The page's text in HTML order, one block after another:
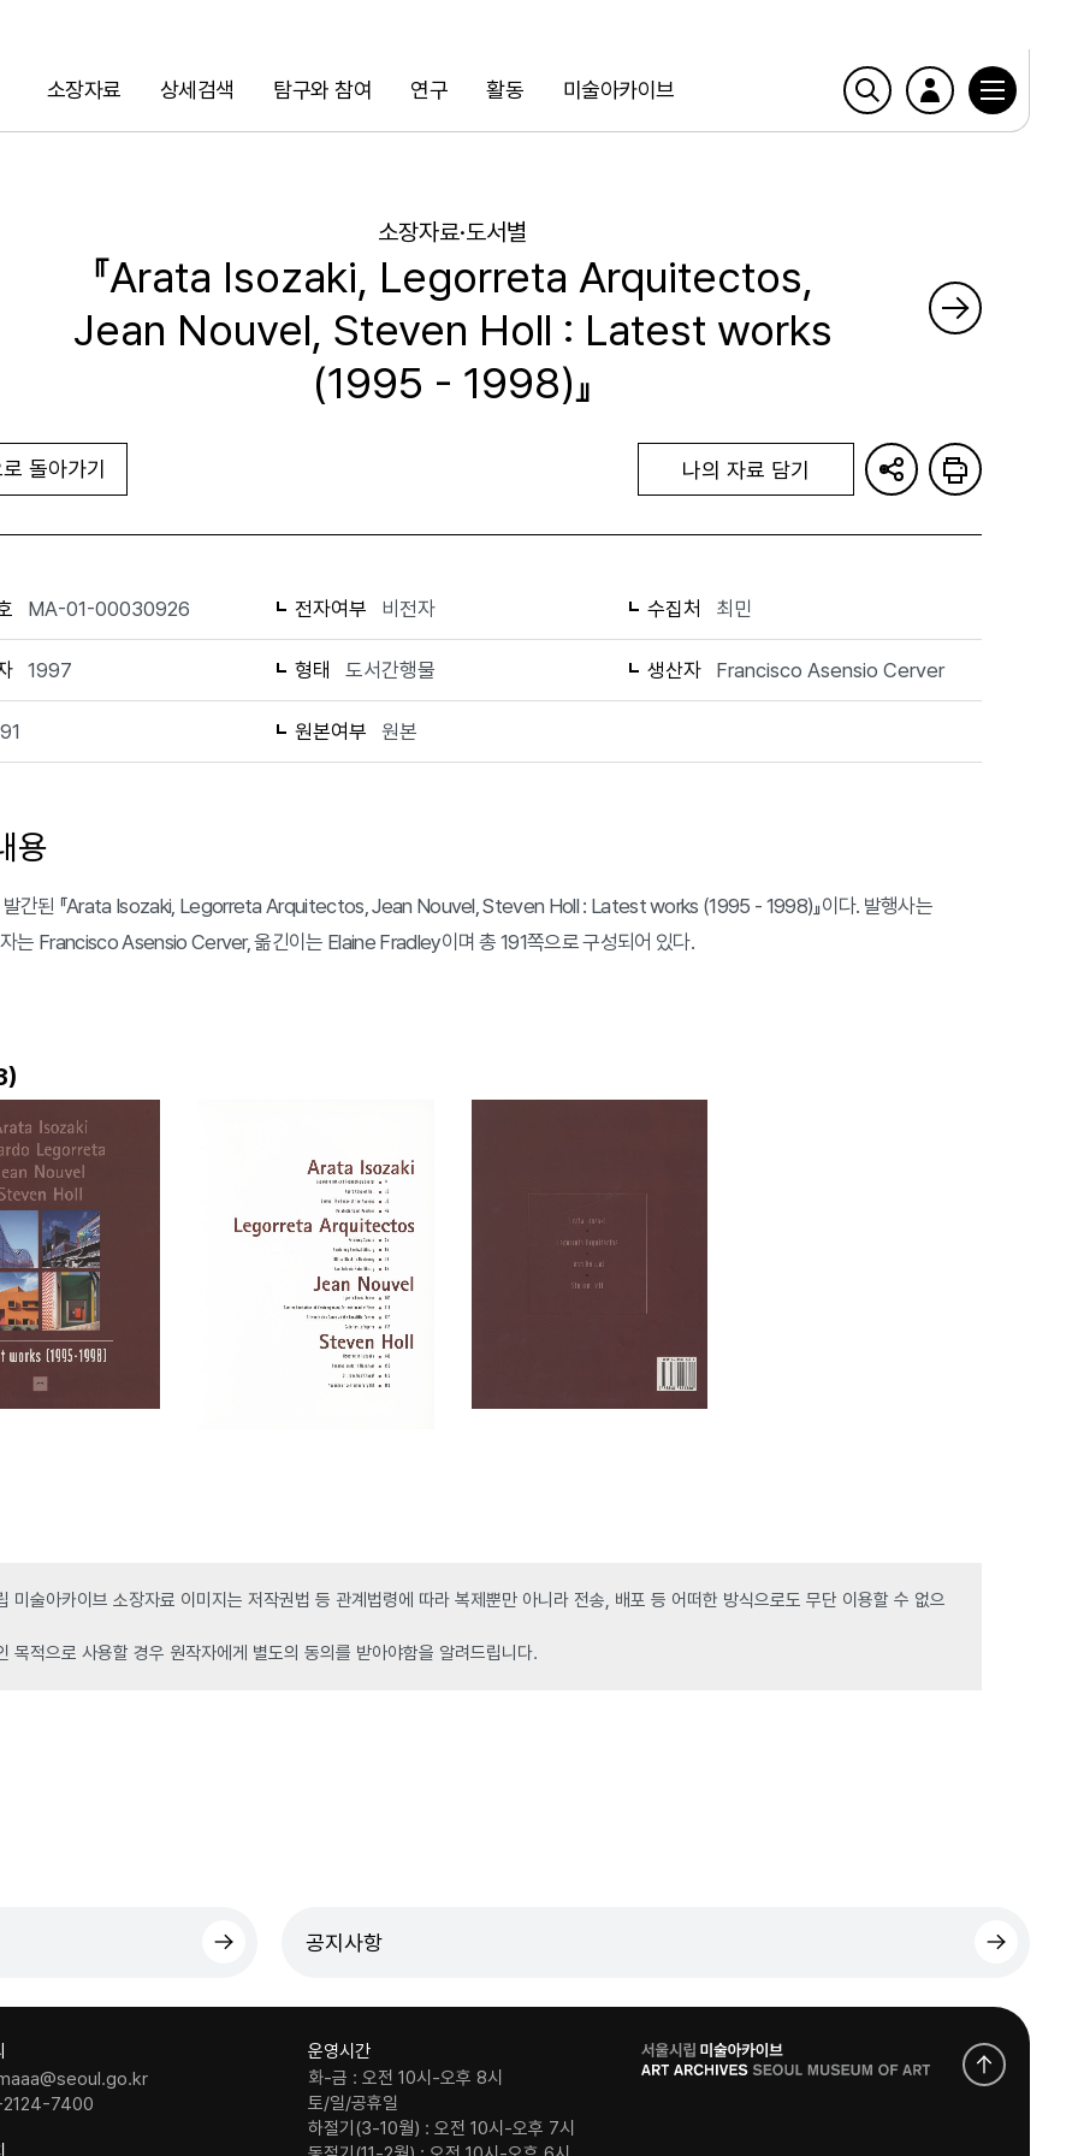
소장자료 상세검색 탐구와 참여 연구 활동 미술아카이브
검색
소장자료·도서별
『Arata Isozaki, Legorreta Arquitectos,
Jean Nouvel, Steven Holl : Latest works
(1995 - 1998)』
돌아가기 나의 자료 담기
MA-01-00030926 전자여부 비전자 수집처 최민
1997 형태 도서간행물 생산자 Francisco Asensio Cerver
원본여부 원본
용
간된 『Arata Isozaki, Legorreta Arquitectos, Jean Nouvel, Steven Holl : Latest works (1995 - 1998)』이다. 발행사는
는 Francisco Asensio Cerver, 옮긴이는 Elaine Fradley이며 총 191쪽으로 구성되어 있다.
)
미술아카이브 소장자료 이미지는 저작권법 등 관계법령에 따라 복제뿐만 아니라 전송, 배포 등 어떠한 방식으로도 무단 이용할 수 없으
목적으로 사용할 경우 원작자에게 별도의 동의를 받아야함을 알려드립니다.
공지사항
7400
운영시간
화-금 : 오전 10시-오후 8시
토/일/공휴일
하절기(3-10월) : 오전 10시-오후 7시
로
고